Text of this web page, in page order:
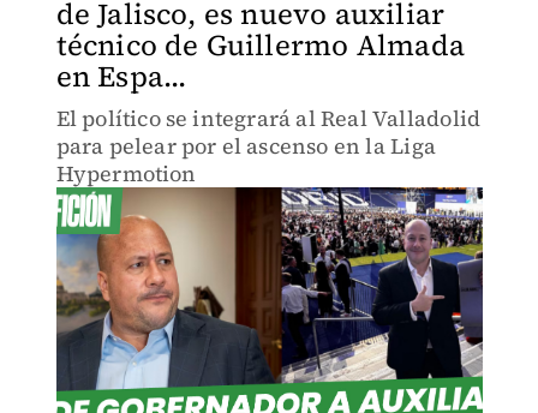
de Jalisco, es nuevo auxiliar
técnico de Guillermo Almada
en Espa...
El político se integrará al Real Valladolid
para pelear por el ascenso en la Liga
Hypermotion